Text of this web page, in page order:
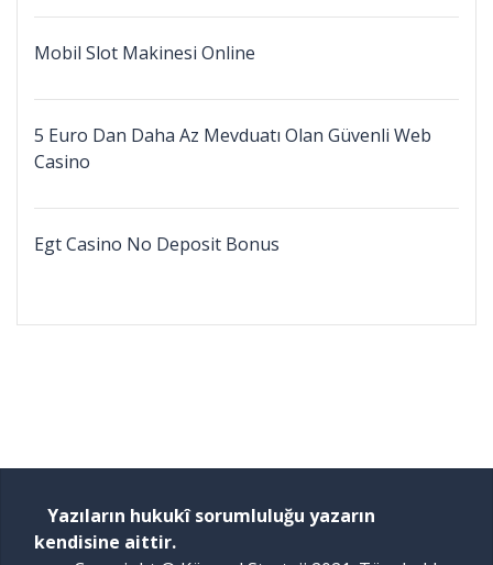
Mobil Slot Makinesi Online
5 Euro Dan Daha Az Mevduatı Olan Güvenli Web
Casino
Egt Casino No Deposit Bonus
Yazıların hukukî sorumluluğu yazarın
kendisine aittir.